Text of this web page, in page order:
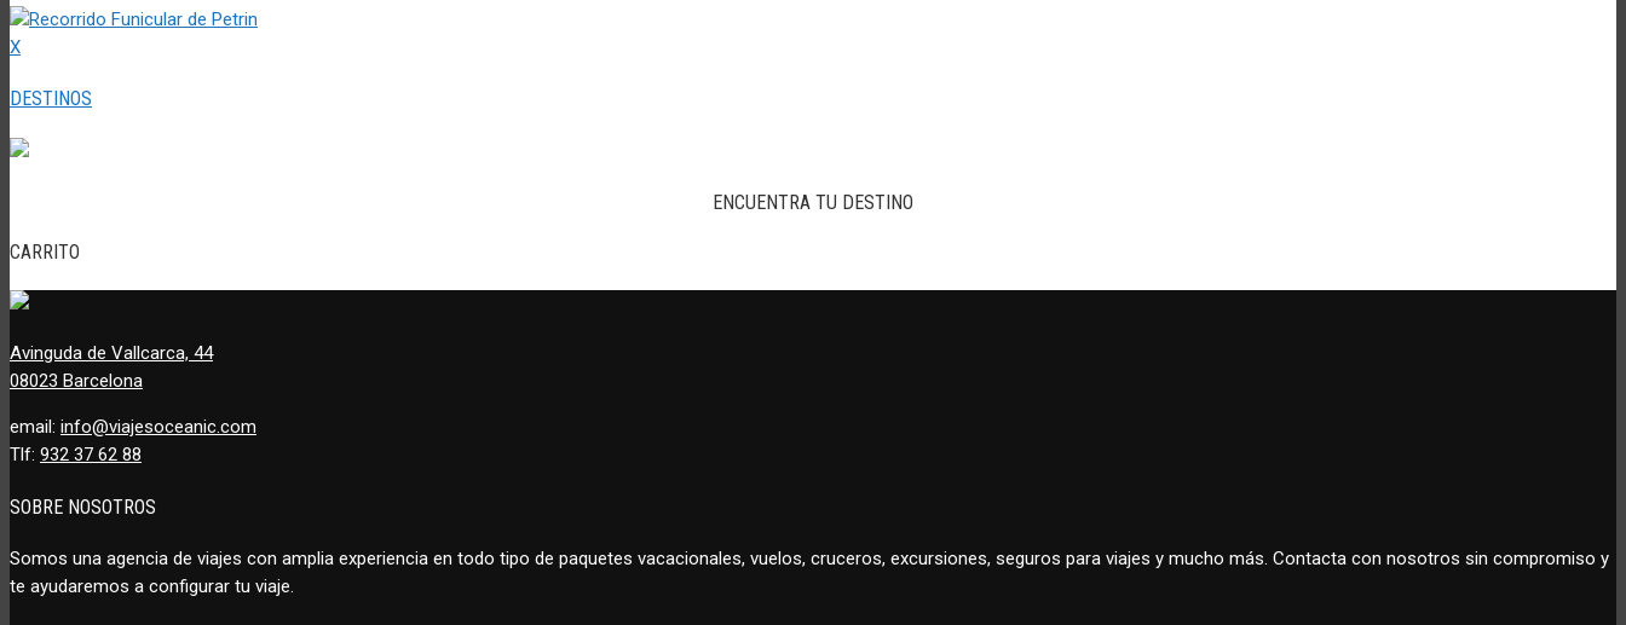
X
DESTINOS
ENCUENTRA TU DESTINO
CARRITO
Avinguda de Vallcarca, 44
08023 Barcelona
email: info@viajesoceanic.com
Tlf: 932 37 62 88
SOBRE NOSOTROS
Somos una agencia de viajes con amplia experiencia en todo tipo de paquetes vacacionales, vuelos, cruceros, excursiones, seguros para viajes y mucho más. Contacta con nosotros sin compromiso y
te ayudaremos a configurar tu viaje.